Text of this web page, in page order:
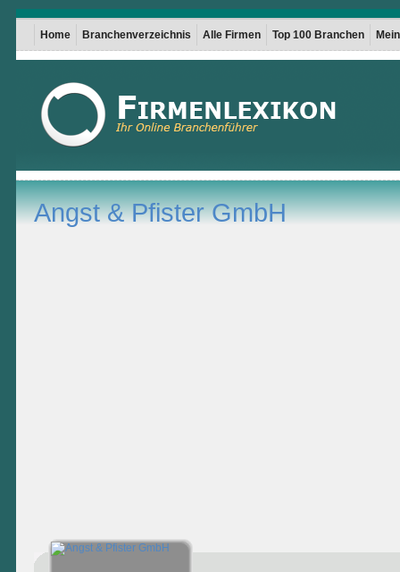
Home Branchenverzeichnis Alle Firmen Top 100 Branchen
Angst & Pfister GmbH